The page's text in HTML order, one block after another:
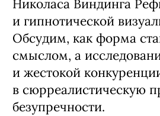
Николаса Виндинга
и гипнотической
Обсудим, как форма
смыслом, а
и жестокой
в сюрреалистическую
безупречности.